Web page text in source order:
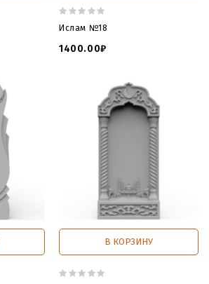
Ислам №18
1400.00₽
В КОРЗИНУ